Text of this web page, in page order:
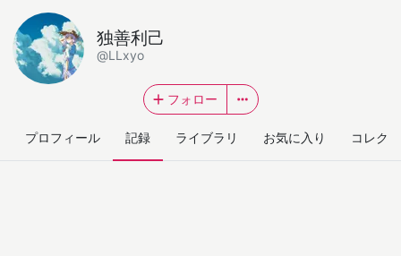
独善利己
@LLxyo
フォロー
プロフィール 記録 ライブラリ お気に入り コレク